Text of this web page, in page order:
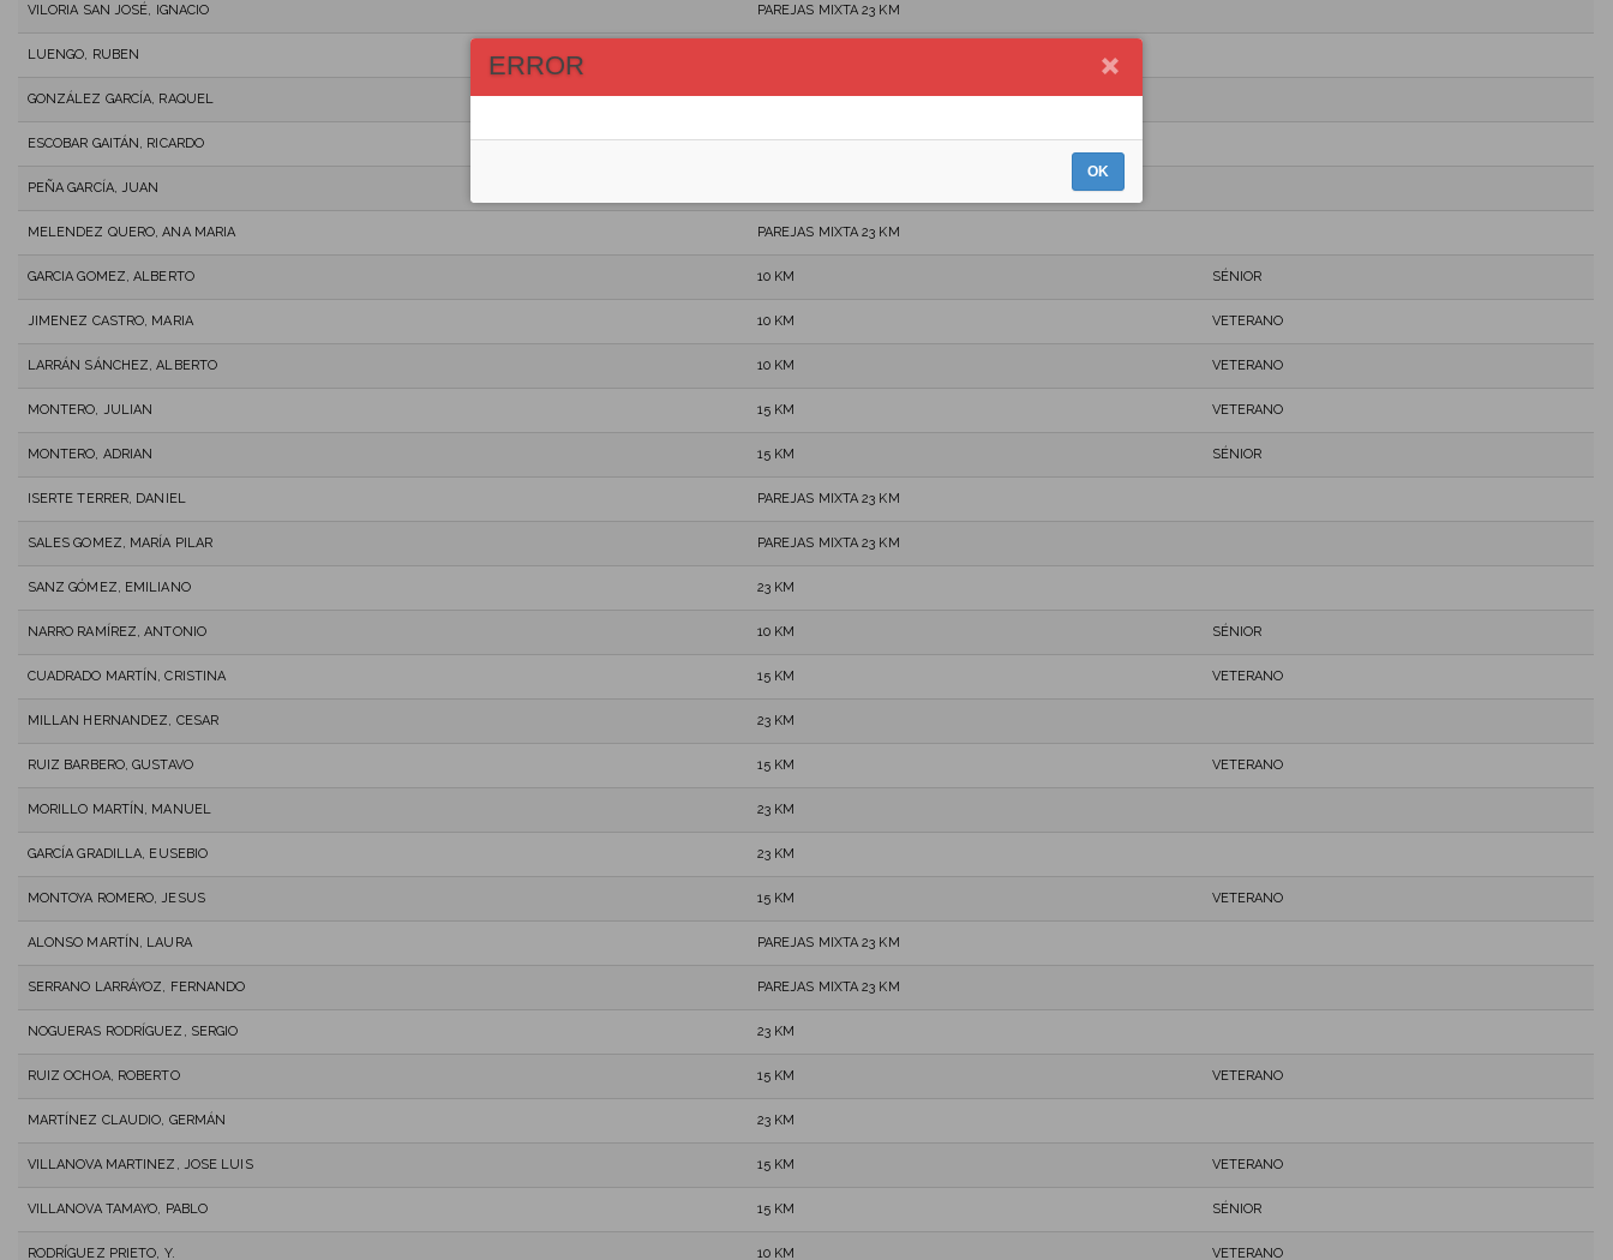
VILORIA SAN JOSÉ, IGNACIO PAREJAS MIXTA 23 KM
LUENGO, RUBEN
GONZÁLEZ GARCÍA, RAQUEL PAREJAS MIXTA 23 KM
ESCOBAR GAITÁN, RICARDO PAREJAS MIXTA 23 KM
PEÑA GARCÍA, JUAN
MELENDEZ QUERO, ANA MARIA PAREJAS MIXTA 23 KM
GARCIA GOMEZ, ALBERTO 10 KM SÉNIOR
JIMENEZ CASTRO, MARIA 10 KM VETERANO
LARRÁN SÁNCHEZ, ALBERTO 10 KM VETERANO
MONTERO, JULIAN 15 KM VETERANO
MONTERO, ADRIAN 15 KM SÉNIOR
ISERTE TERRER, DANIEL PAREJAS MIXTA 23 KM
SALES GOMEZ, MARÍA PILAR PAREJAS MIXTA 23 KM
SANZ GÓMEZ, EMILIANO 23 KM
NARRO RAMÍREZ, ANTONIO 10 KM SÉNIOR
CUADRADO MARTÍN, CRISTINA 15 KM VETERANO
MILLAN HERNANDEZ, CESAR 23 KM
RUIZ BARBERO, GUSTAVO 15 KM VETERANO
MORILLO MARTÍN, MANUEL 23 KM
GARCÍA GRADILLA, EUSEBIO 23 KM
MONTOYA ROMERO, JESUS 15 KM VETERANO
ALONSO MARTÍN, LAURA PAREJAS MIXTA 23 KM
SERRANO LARRÁYOZ, FERNANDO PAREJAS MIXTA 23 KM
NOGUERAS RODRÍGUEZ, SERGIO 23 KM
RUIZ OCHOA, ROBERTO 15 KM VETERANO
MARTÍNEZ CLAUDIO, GERMÁN 23 KM
VILLANOVA MARTINEZ, JOSE LUIS 15 KM VETERANO
VILLANOVA TAMAYO, PABLO 15 KM SÉNIOR
RODRÍGUEZ PRIETO, Y. 10 KM VETERANO
ERROR
OK